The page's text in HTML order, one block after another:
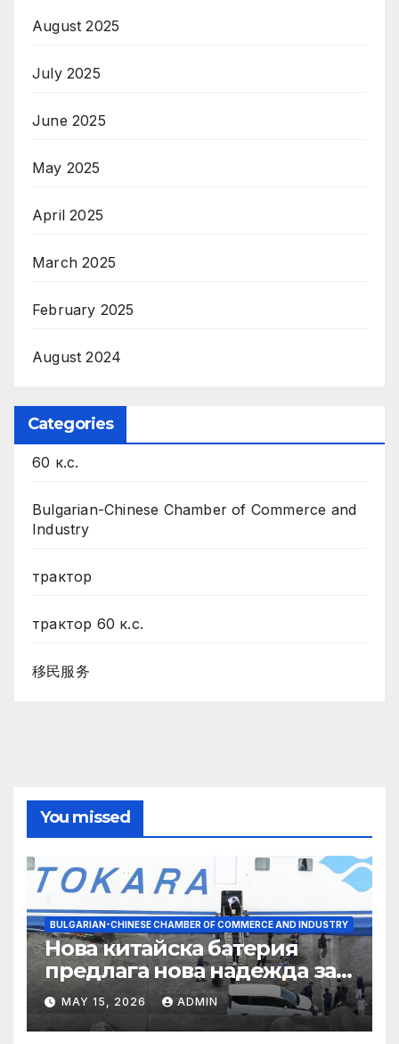
August 2025
July 2025
June 2025
May 2025
April 2025
March 2025
February 2025
August 2024
Categories
60 к.с.
Bulgarian-Chinese Chamber of Commerce and
Industry
трактор
трактор 60 к.с.
移民服务
You missed
BULGARIAN-CHINESE CHAMBER OF COMMERCE AND INDUSTRY
Нова китайска батерия
предлага нова надежда за
съхранение на водород
MAY 15, 2026 ADMIN